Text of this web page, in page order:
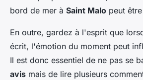
bord de mer à Saint Malo peut
En outre, gardez à l'esprit que
écrit, l'émotion du moment peut
Il est donc essentiel de ne pas se
avis mais de lire plusieurs